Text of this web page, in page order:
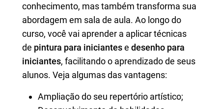
conhecimento, mas também transforma sua
abordagem em sala de aula. Ao longo do
curso, você vai aprender a aplicar técnicas
de pintura para iniciantese desenho para
iniciantes, facilitando o aprendizado de seus
alunos. Veja algumas das vantagens:
Ampliação do seu repertório artístico;